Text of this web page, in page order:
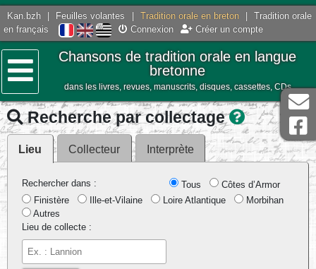
Kan.bzh Feuilles volantes Tradition orale en breton
Tradition orale
en français
Connexion Créer un compte
Menu
Chansons de tradition orale en langue
bretonne
dans les livres, revues, manuscrits, disques, cassettes, CDs
Recherche par collectage
Lieu Collecteur Interprète
Rechercher dans : Tous
Côtes d’Armor
Finistère
Ille-et-Vilaine Loire Atlantique
Morbihan
Autres
Lieu de collecte :